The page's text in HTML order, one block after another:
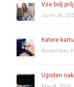
Vse bolj
June 26,
Katere
November
Ugoden